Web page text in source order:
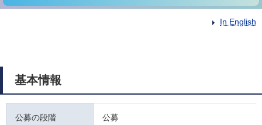
In English
基本情報
公募の段階 公募